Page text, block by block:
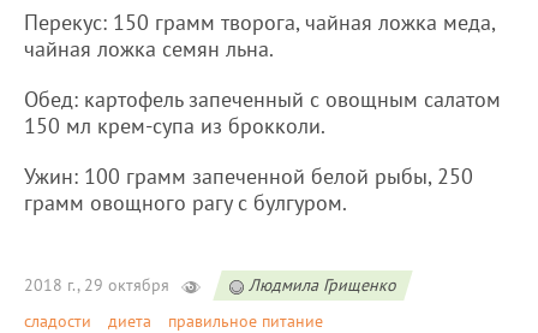
Перекус: 150 грамм творога, чайная ложка меда,
чайная ложка семян льна.
Обед: картофель запеченный с овощным салатом
150 мл крем-супа из брокколи.
Ужин: 100 грамм запеченной белой рыбы, 250
грамм овощного рагу с булгуром.
2018 г., 29 октября
Людмила Грищенко
сладости
диета
правильное питание